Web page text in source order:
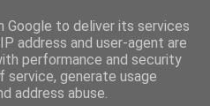
Google to deliver its services
address and user-agent are
performance and security
generate usage
address abuse.